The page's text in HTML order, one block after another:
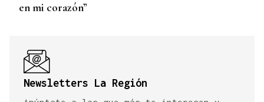
en mi corazón”
Newsletters La Región